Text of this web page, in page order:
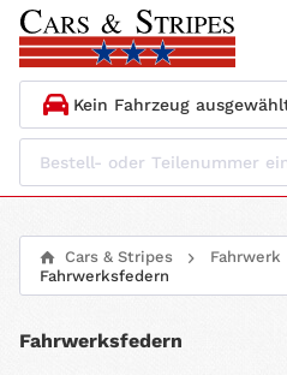
1. HERSTELLER
3. BAUJAHR
4. MOTORTYP
Cars & Stripes Fahrwerk
Fahrwerksfedern
Fahrwerksfedern